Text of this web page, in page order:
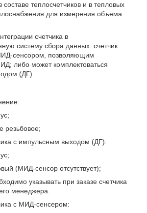
составе теплосчетчиков и в тепловых
для измерения объема
счетчика в
систему сбора данных: счетчик
сенсором, позволяющим
либо может комплектоваться
(ДГ)
резьбовое;
с импульсным выходом (ДГ):
(МИД-сенсор отсутствует);
указывать при заказе счетчика
менеджера.
с МИД-сенсером: